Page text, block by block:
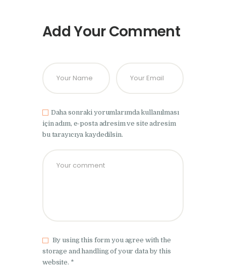
Add Your Comment
Daha sonraki yorumlarımda kullanılması
için adım, e-posta adresim ve site adresim
bu tarayıcıya kaydedilsin.
By using this form you agree with the
storage and handling of your data by this
website. *